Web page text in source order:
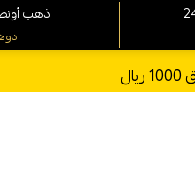
ذهب